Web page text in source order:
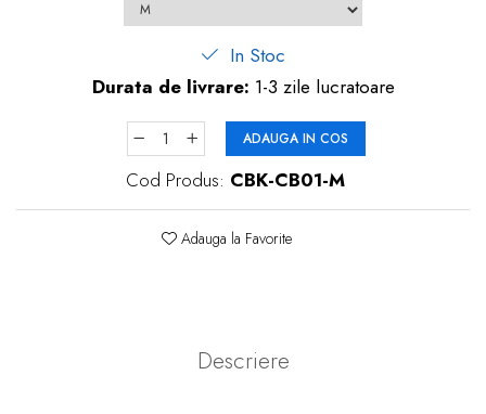
In Stoc
Durata de livrare: 1-3 zile lucratoare
ADAUGA IN COS
Cod Produs: CBK-CB01-M
Adauga la Favorite
Descriere